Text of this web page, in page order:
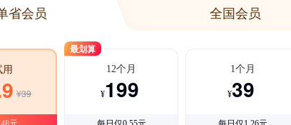
省会员 全国会员
用
¥39
最划算
12个月
¥199
1个月
¥39